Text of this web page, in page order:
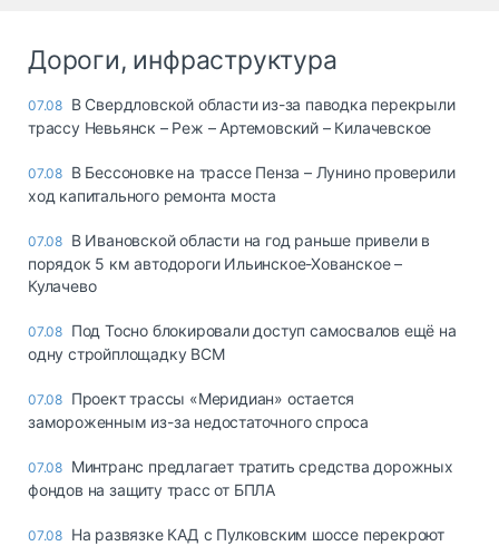
Дороги, инфраструктура
07.08 В Свердловской области из-за паводка перекрыли
трассу Невьянск – Реж – Артемовский – Килачевское
07.08 В Бессоновке на трассе Пенза – Лунино проверили
ход капитального ремонта моста
07.08 В Ивановской области на год раньше привели в
порядок 5 км автодороги Ильинское-Хованское –
Кулачево
07.08 Под Тосно блокировали доступ самосвалов ещё на
одну стройплощадку ВСМ
07.08 Проект трассы «Меридиан» остается
замороженным из-за недостаточного спроса
07.08 Минтранс предлагает тратить средства дорожных
фондов на защиту трасс от БПЛА
07.08 На развязке КАД с Пулковским шоссе перекроют